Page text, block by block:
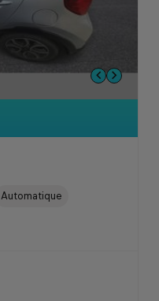
Automatique